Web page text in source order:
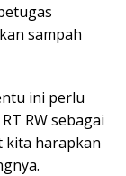
sampah
ini perlu
RW sebagai
kita harapkan